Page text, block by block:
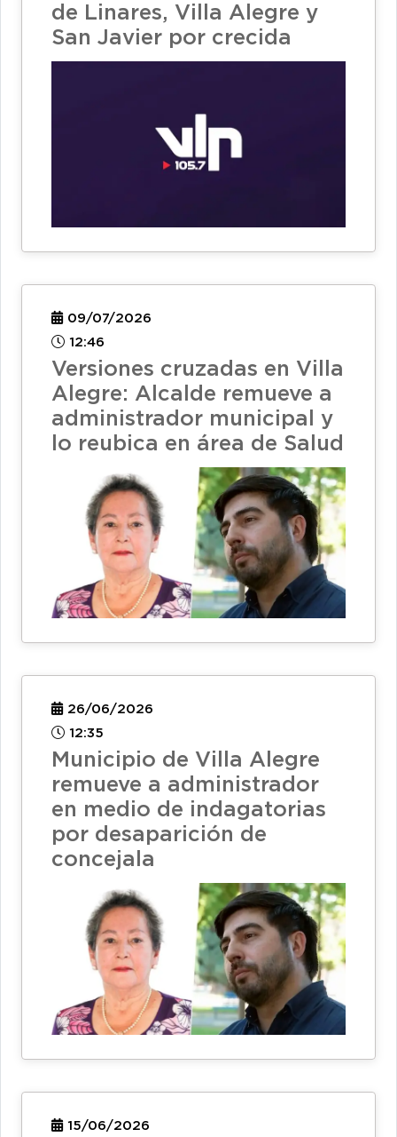
de Linares, Villa Alegre y
San Javier por crecida
09/07/2026
12:46
Versiones cruzadas en Villa
Alegre: Alcalde remueve a
administrador municipal y
lo reubica en área de Salud
26/06/2026
12:35
Municipio de Villa Alegre
remueve a administrador
en medio de indagatorias
por desaparición de
concejala
15/06/2026